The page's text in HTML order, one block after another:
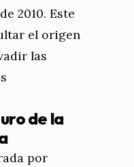
2010. Este
el origen
las
de la
por